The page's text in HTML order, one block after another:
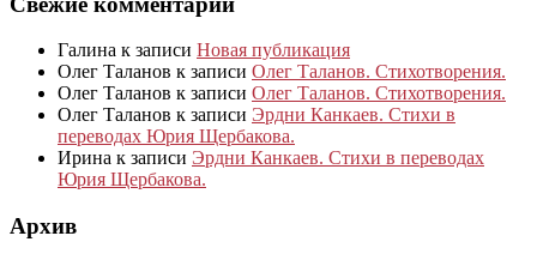
Галина к записи Новая публикация
Олег Таланов к записи Олег Таланов. Стихотворения.
Олег Таланов к записи Олег Таланов. Стихотворения.
Олег Таланов к записи Эрдни Канкаев. Стихи в
переводах Юрия Щербакова.
Ирина к записи Эрдни Канкаев. Стихи в переводах
Юрия Щербакова.
Архив